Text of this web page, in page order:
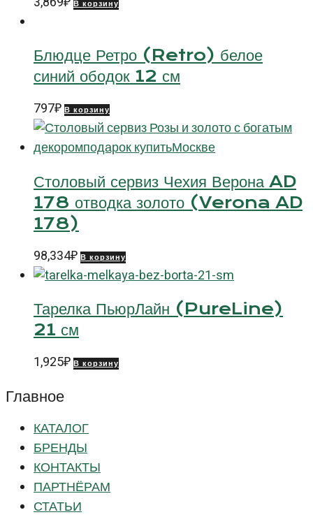
В корзину
Блюдце Ретро (Retro) белое
синий ободок 12 см
797₽ В корзину
Столовый сервиз Чехия Верона AD
178 отводка золото (Verona AD
178)
98,334₽ В корзину
Тарелка ПьюрЛайн (PureLine)
21 см
1,925₽ В корзину
Главное
КАТАЛОГ
БРЕНДЫ
КОНТАКТЫ
ПАРТНЁРАМ
СТАТЬИ